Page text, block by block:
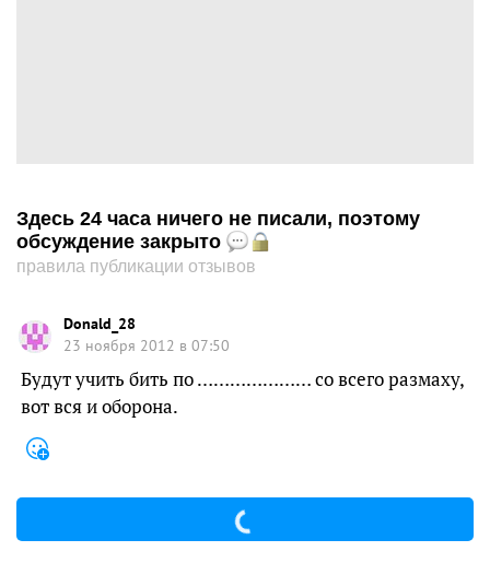
Здесь 24 часа ничего не писали, поэтому
обсуждение закрыто
правила публикации отзывов
Donald_28
23 ноября 2012 в 07:50
Будут учить бить по ………………… со всего размаху,
вот вся и оборона.